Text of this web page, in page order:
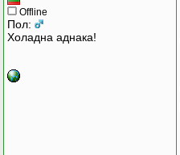
Offline
Пол:
Холадна аднака!